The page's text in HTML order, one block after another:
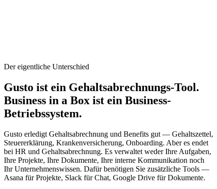
Der eigentliche Unterschied
Gusto ist ein Gehaltsabrechnungs-Tool.
Business in a Box ist ein Business-
Betriebssystem.
Gusto erledigt Gehaltsabrechnung und Benefits gut — Gehaltszettel,
Steuererklärung, Krankenversicherung, Onboarding. Aber es endet
bei HR und Gehaltsabrechnung. Es verwaltet weder Ihre Aufgaben,
Ihre Projekte, Ihre Dokumente, Ihre interne Kommunikation noch
Ihr Unternehmenswissen. Dafür benötigen Sie zusätzliche Tools —
Asana für Projekte, Slack für Chat, Google Drive für Dokumente.